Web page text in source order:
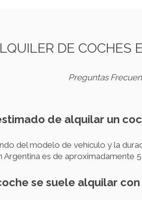
DE COCHES
Preguntas
de alquilar un
del modelo de vehículo y la
Argentina es de aproximadamente
se suele alquilar